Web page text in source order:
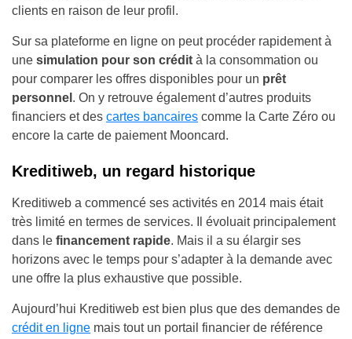
clients en raison de leur profil.
Sur sa plateforme en ligne on peut procéder rapidement à
une simulation pour son crédit à la consommation ou
pour comparer les offres disponibles pour un prêt
personnel . On y retrouve également d’autres produits
financiers et des cartes bancaires comme la Carte Zéro ou
encore la carte de paiement Mooncard.
Kreditiweb, un regard historique
Kreditiweb a commencé ses activités en 2014 mais était
très limité en termes de services. Il évoluait principalement
dans le financement rapide. Mais il a su élargir ses
horizons avec le temps pour s’adapter à la demande avec
une offre la plus exhaustive que possible.
Aujourd’hui Kreditiweb est bien plus que des demandes de
crédit en ligne mais tout un portail financier de référence